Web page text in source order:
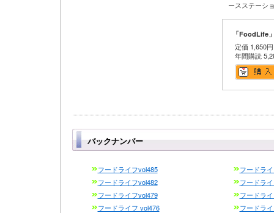
ースステーシ
「FoodLife
定価 1,650
年間購読
バックナンバー
フードライフvol485
フードラ
フードライフvol482
フードラ
フードライフvol479
フードラ
フードライフ vol476
フードラ